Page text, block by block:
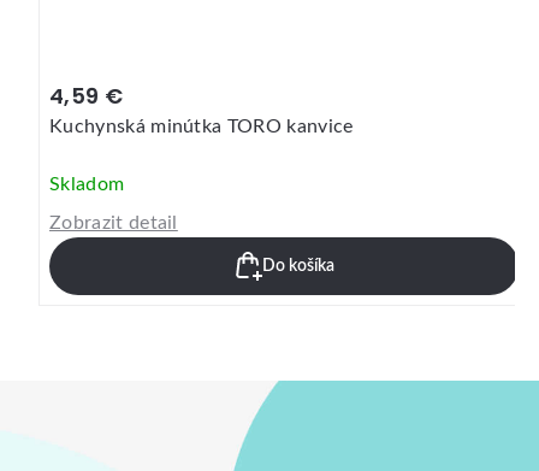
2,39 €
1,89 €
Habarka kuchynská, 25 cm, drevo
Skladom
Zobrazit detail
Do košíka